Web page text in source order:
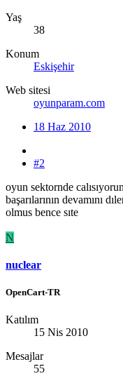
Yaş
38
Konum
Eskişehir
Web sitesi
oyunparam.com
18 Haz 2010
#2
oyun sektornde
başarılarının devamını
olmus bence sıte
N
nuclear
OpenCart-TR
Katılım
15 Nis 2010
Mesajlar
55